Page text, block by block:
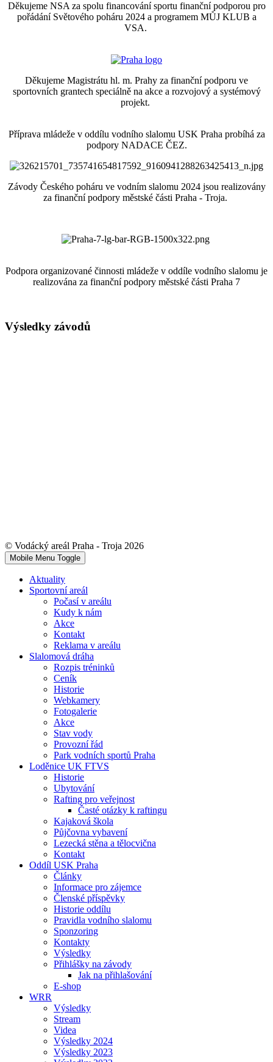
Děkujeme NSA za spolu financování sportu finanční podporou pro
pořádání Světového poháru 2024 a programem MŮJ KLUB a
VSA.
Děkujeme Magistrátu hl. m. Prahy za finanční podporu ve
sportovních grantech speciálně na akce a rozvojový a systémový
projekt.
Příprava mládeže v oddílu vodního slalomu USK Praha probíhá za
podpory NADACE ČEZ.
Závody Českého poháru ve vodním slalomu 2024 jsou realizovány
za finanční podpory městské části Praha - Troja.
Podpora organizované činnosti mládeže v oddíle vodního slalomu je
realizována za finanční podpory městské části Praha 7
Výsledky závodů
© Vodácký areál Praha - Troja 2026
Mobile Menu Toggle
Aktuality
Sportovní areál
Počasí v areálu
Kudy k nám
Akce
Kontakt
Reklama v areálu
Slalomová dráha
Rozpis tréninků
Ceník
Historie
Webkamery
Fotogalerie
Akce
Stav vody
Provozní řád
Park vodních sportů Praha
Loděnice UK FTVS
Historie
Ubytování
Rafting pro veřejnost
Časté otázky k raftingu
Kajaková škola
Půjčovna vybavení
Lezecká stěna a tělocvična
Kontakt
Oddíl USK Praha
Články
Informace pro zájemce
Členské příspěvky
Historie oddílu
Pravidla vodního slalomu
Sponzoring
Kontakty
Výsledky
Přihlášky na závody
Jak na přihlašování
E-shop
WRR
Výsledky
Stream
Videa
Výsledky 2024
Výsledky 2023